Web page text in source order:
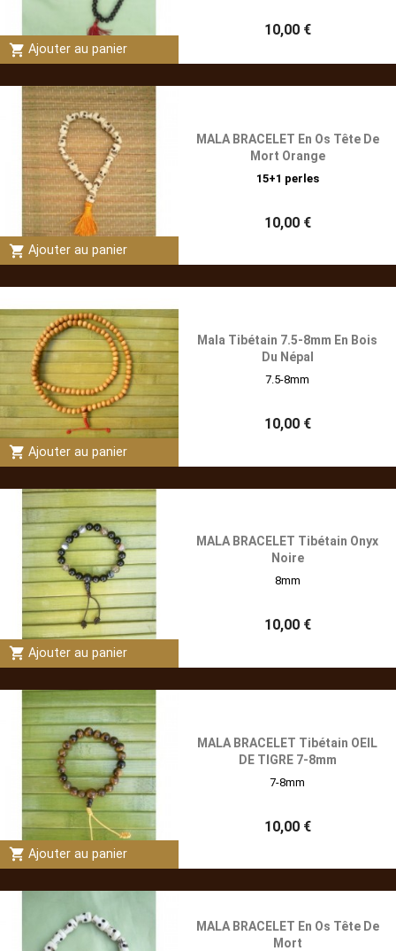
shopping_cart Ajouter au panier
10,00 €
shopping_cart Ajouter au panier
MALA BRACELET En Os Tête De
Mort Orange
15+1 perles
10,00 €
shopping_cart Ajouter au panier
Mala Tibétain 7.5-8mm En Bois
Du Népal
7.5-8mm
10,00 €
shopping_cart Ajouter au panier
MALA BRACELET Tibétain Onyx
Noire
8mm
10,00 €
shopping_cart Ajouter au panier
MALA BRACELET Tibétain OEIL
DE TIGRE 7-8mm
7-8mm
10,00 €
MALA BRACELET En Os Tête De
Mort